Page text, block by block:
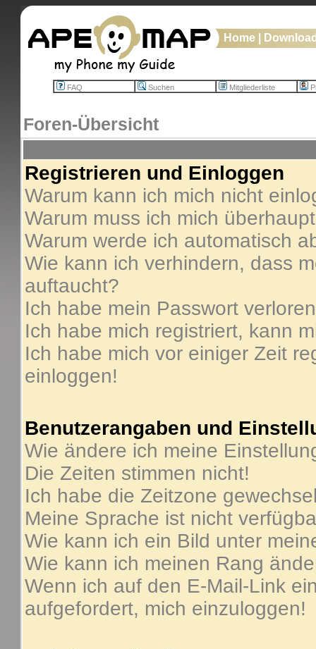
Home
FAQ Suchen Mitgliederliste
Foren-Übersicht
Registrieren und Einloggen
Warum kann ich mich nicht
Warum muss ich mich
Warum werde ich automatisch
Wie kann ich verhindern, dass
auftaucht?
Ich habe mein Passwort
Ich habe mich registriert, kann
Ich habe mich vor einiger Zeit
einloggen!
Benutzerangaben und
Wie ändere ich meine
Die Zeiten stimmen nicht!
Ich habe die Zeitzone
Meine Sprache ist nicht
Wie kann ich ein Bild unter
Wie kann ich meinen Rang
Wenn ich auf den E-Mail-Link
aufgefordert, mich einzuloggen!